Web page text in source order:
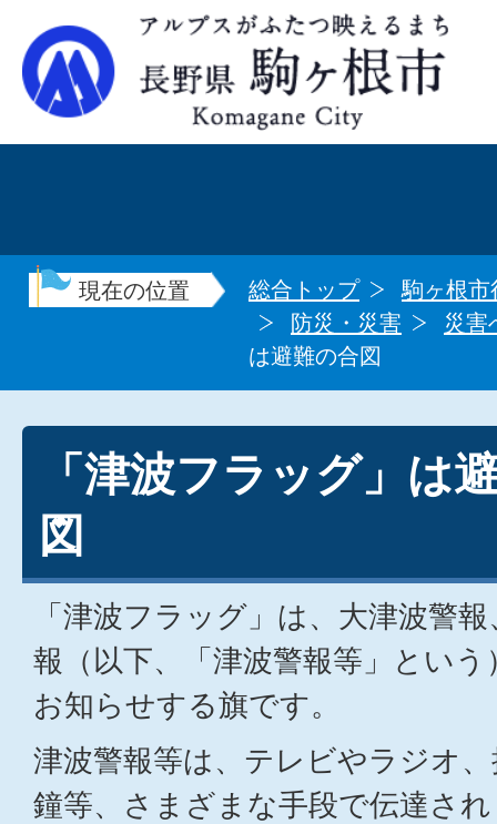
現在の位置 総合トップ
駒ヶ根市
防災・災害
災害
は避難の合図
「津波フラッグ」は
図
「津波フラッグ」は、大津波警
報（以下、「津波警報等」とい
お知らせする旗です。
津波警報等は、テレビやラジオ
鐘等、さまざまな手段で伝達さ